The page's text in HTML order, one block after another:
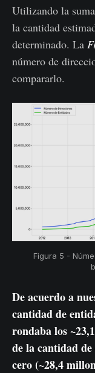
Utilizando la
la cantidad
determinado. La
número de
compararlo.
Figura 5 -
De acuerdo a
cantidad de
rondaba los
de la cantidad
cero (~28,4